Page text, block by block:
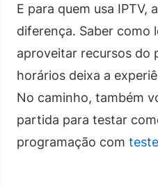
E para quem usa IPTV,
diferença. Saber como
aproveitar recursos do
horários deixa a
No caminho, também
partida para testar
programação com